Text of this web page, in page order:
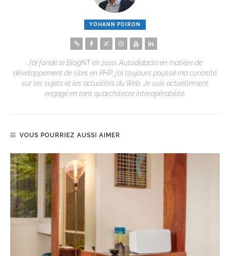
YOHANN POIRON
J’ai fondé le BlogNT en 2010. Autodidacte en matière de
développement de sites en PHP, j’ai toujours poussé ma curiosité
sur les sujets et les actualités du Web. Je suis actuellement
engagé en tant qu’architecte interopérabilité.
VOUS POURRIEZ AUSSI AIMER